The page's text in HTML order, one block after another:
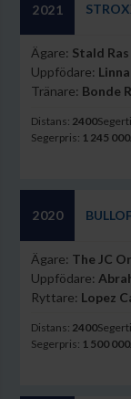
2021
Ägare: Stald Ras
Uppfödare:
Tränare: Bonde
Distans: 2400
Segerpris: 1 245 000
2020
Ägare: The JC
Uppfödare:
Ryttare: Lopez
Distans: 2400
Segerpris: 1 500 000